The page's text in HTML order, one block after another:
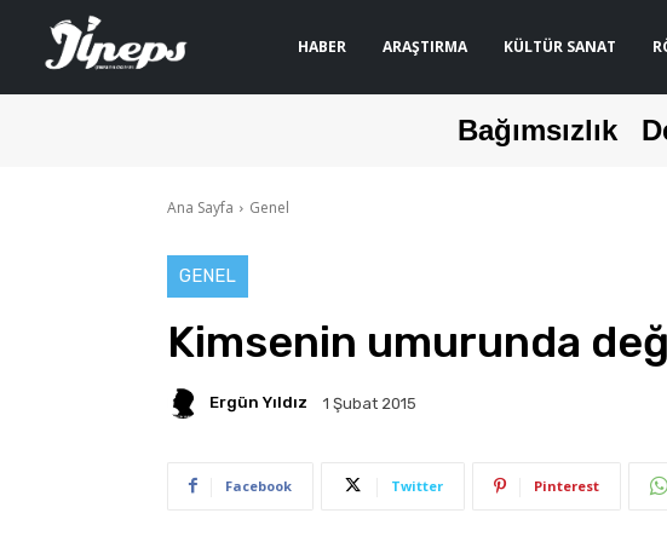
HABER ARAŞTIRMA KÜLTÜR SANAT
Bağımsızlık
Ana Sayfa Genel
GENEL
Kimsenin umurunda
Ergün Yıldız 1 Şubat 2015
Facebook Twitter Pinterest